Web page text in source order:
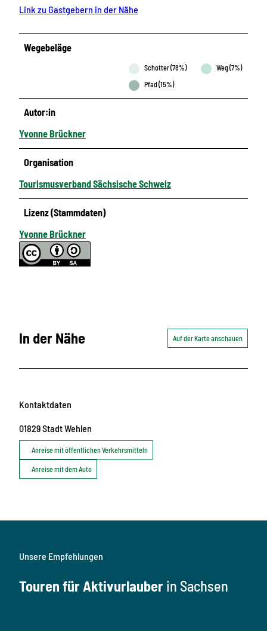
Link zu Gastgebern in der Nähe
Wegebeläge
Schotter (78%)
Weg (7%)
Pfad (15%)
Autor:in
Yvonne Brückner
Organisation
Tourismusverband Sächsische Schweiz
Lizenz (Stammdaten)
Yvonne Brückner
In der Nähe Auf der Karte anschauen
Kontaktdaten
01829Stadt Wehlen
Anreise mit öffentlichen Verkehrsmitteln
Anreise mit dem Auto
Unsere Empfehlungen
Touren für Aktivurlauber in Sachsen